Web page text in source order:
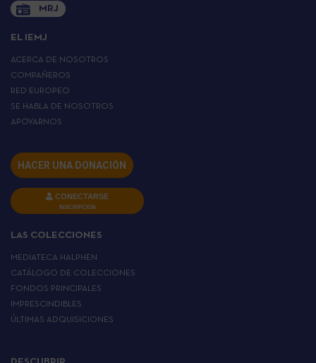
MRJ
EL IEMJ
ACERCA DE NOSOTROS
COMPAÑEROS
RED EUROPEO
SE HABLA DE NOSOTROS
APOYARNOS
HACER UNA DONACIÓN
CONECTARSE
INSCRIPCIÓN
LAS COLECCIONES
MEDIATECA HALPHEN
CATÁLOGO DE COLECCIONES
FONDOS PRINCIPALES
IMPRESCINDIBLES
ÚLTIMAS ADQUISICIONES